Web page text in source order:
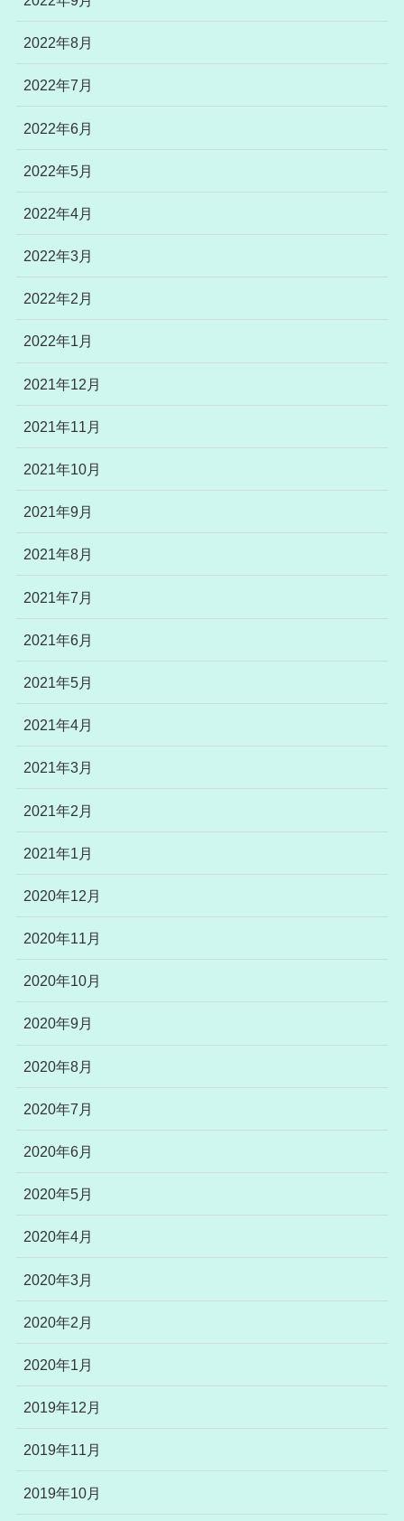
2022年8月
2022年7月
2022年6月
2022年5月
2022年4月
2022年3月
2022年2月
2022年1月
2021年12月
2021年11月
2021年10月
2021年9月
2021年8月
2021年7月
2021年6月
2021年5月
2021年4月
2021年3月
2021年2月
2021年1月
2020年12月
2020年11月
2020年10月
2020年9月
2020年8月
2020年7月
2020年6月
2020年5月
2020年4月
2020年3月
2020年2月
2020年1月
2019年12月
2019年11月
2019年10月